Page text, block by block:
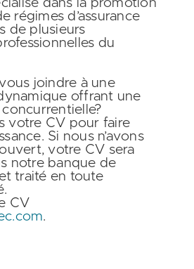
dans la promotion
régimes d’assurance
de plusieurs
du
joindre à une
offrant une
votre CV pour faire
Si nous n’avons
votre CV sera
notre banque de
traité en toute
CV
.